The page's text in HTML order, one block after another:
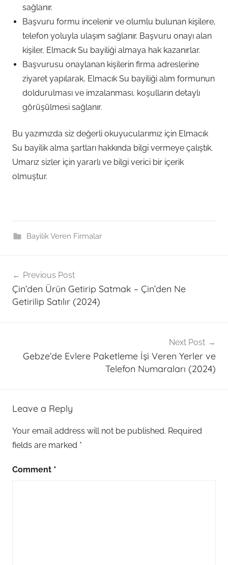
sağlanır.
Başvuru formu incelenir ve olumlu bulunan kişilere,
telefon yoluyla ulaşım sağlanır. Başvuru onayı alan
kişiler, Elmacık Su bayiliği almaya hak kazanırlar.
Başvurusu onaylanan kişilerin firma adreslerine
ziyaret yapılarak, Elmacık Su bayiliği alım formunun
doldurulması ve imzalanması, koşulların detaylı
görüşülmesi sağlanır.
Bu yazımızda siz değerli okuyucularımız için Elmacık
Su bayilik alma şartları hakkında bilgi vermeye çalıştık.
Umarız sizler için yararlı ve bilgi verici bir içerik
olmuştur.
Bayilik Veren Firmalar
navigation
Previous Post
Çin’den Ürün Getirip Satmak – Çin’den Ne
Getirilip Satılır (2024)
Next Post
Gebze’de Evlere Paketleme İşi Veren Yerler ve
Telefon Numaraları (2024)
Leave a Reply
Your email address will not be published. Required
fields are marked *
Comment *